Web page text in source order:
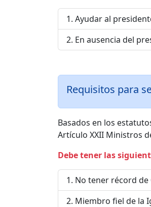
Ayudar al
En ausencia del
Requisitos para
Basados en los
Artículo XXII Ministros
Debe tener las
No tener récord de
Miembro fiel de la